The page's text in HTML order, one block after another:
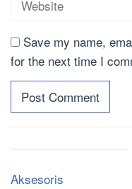
Save my name,
for the next time I
Aksesoris